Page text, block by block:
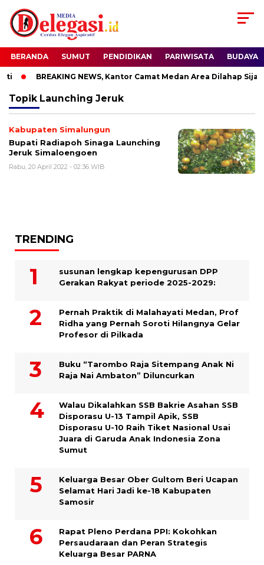
BERANDA SUMUT PENDIDIKAN PARIWISATA BUDAYA
BREAKING NEWS, Kantor Camat Medan Area Dilahap
Topik Launching Jeruk
Kabupaten Simalungun
Bupati Radiapoh Sinaga Launching
Jeruk Simaloengoen
Rabu, 20 April 2022 - 02:36 WIB
TRENDING
susunan lengkap kepengurusan DPP
Gerakan Rakyat periode 2025-2029:
Pernah Praktik di Malahayati Medan, Prof
Ridha yang Pernah Soroti Hilangnya Gelar
Profesor di Pilkada
Buku “Tarombo Raja Sitempang Anak Ni
Raja Nai Ambaton” Diluncurkan
Walau Dikalahkan SSB Bakrie Asahan SSB
Disporasu U-13 Tampil Apik, SSB
Disporasu U-10 Raih Tiket Nasional Usai
Juara di Garuda Anak Indonesia Zona
Sumut
Keluarga Besar Ober Gultom Beri Ucapan
Selamat Hari Jadi ke-18 Kabupaten
Samosir
Rapat Pleno Perdana PPI: Kokohkan
Persaudaraan dan Peran Strategis
Keluarga Besar PARNA